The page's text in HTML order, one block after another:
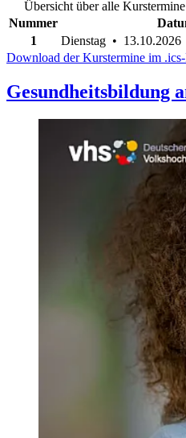
Übersicht über alle
Nummer
1
Dienstag •
Download der Kurstermine im
Gesundheitsbildung